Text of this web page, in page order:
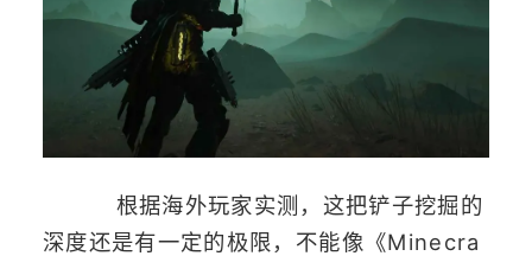
根据海外玩家实测，这把铲子挖掘的
深度还是有一定的极限，不能像《Minecra